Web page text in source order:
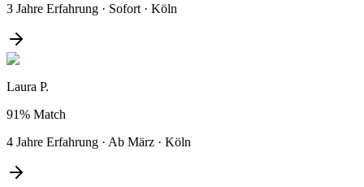
3 Jahre Erfahrung · Sofort · Köln
Laura P.
91% Match
4 Jahre Erfahrung · Ab März · Köln